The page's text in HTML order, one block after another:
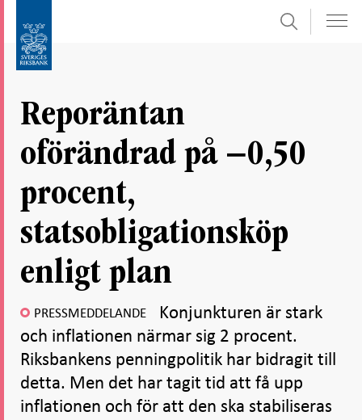
direkt
undersidor
Sök
Reporäntan
oförändrad på −0,50
procent,
statsobligationsköp
enligt plan
PRESSMEDDELANDE
Konjunkturen är stark
och inflationen närmar sig 2 procent.
Riksbankens penningpolitik har bidragit till
detta. Men det har tagit tid att få upp
inflationen och för att den ska stabiliseras